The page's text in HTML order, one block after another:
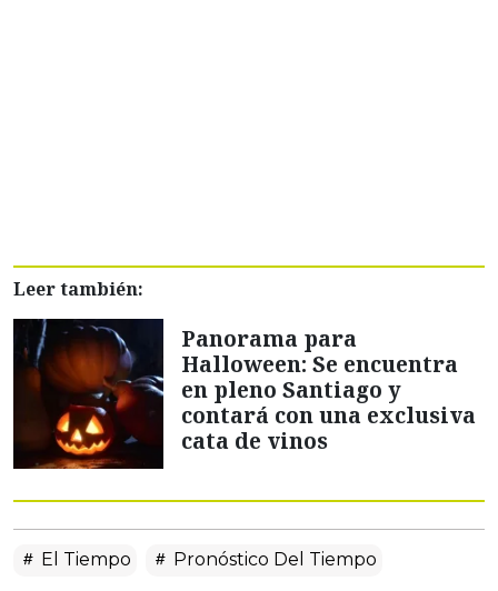
Leer también:
Panorama para
Halloween: Se encuentra
en pleno Santiago y
contará con una exclusiva
cata de vinos
El Tiempo Pronóstico Del Tiempo